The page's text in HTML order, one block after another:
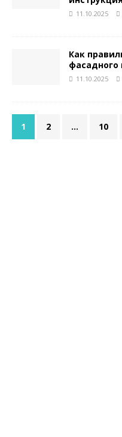
11.10.2025
Как
фасадного
11.10.2025
1 2 … 10